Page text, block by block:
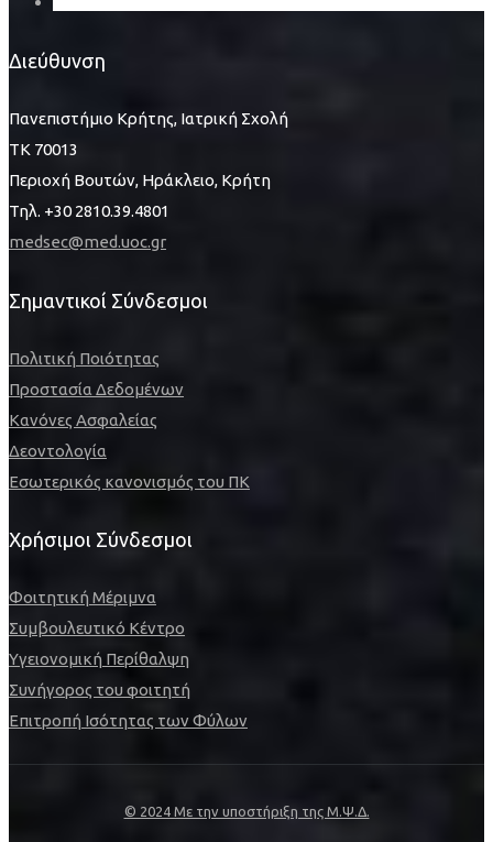
Διεύθυνση
Πανεπιστήμιο Κρήτης, Ιατρική Σχολή
ΤΚ 70013
Περιοχή Βουτών, Ηράκλειο, Κρήτη
Τηλ. +30 2810.39.4801
medsec@med.uoc.gr
Σημαντικοί Σύνδεσμοι
Πολιτική Ποιότητας
Προστασία Δεδομένων
Κανόνες Ασφαλείας
Δεοντολογία
Εσωτερικός κανονισμός του ΠΚ
Χρήσιμοι Σύνδεσμοι
Φοιτητική Μέριμνα
Συμβουλευτικό Κέντρο
Υγειονομική Περίθαλψη
Συνήγορος του φοιτητή
Επιτροπή Ισότητας των Φύλων
© 2024 Με την υποστήριξη της Μ.Ψ.Δ.